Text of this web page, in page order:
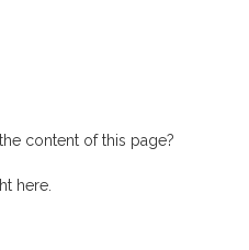
content of this page?
here.